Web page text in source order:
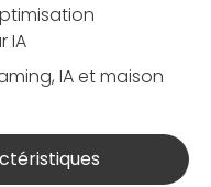
IA
IA et maison